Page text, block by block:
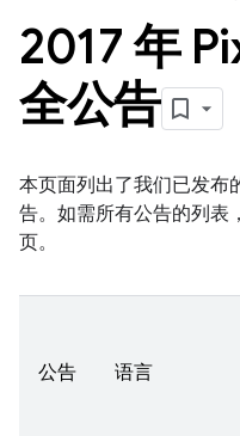
2017 年
全公告
本页面列出了我们已发布
告。如需所有公告的列表
页。
公告 语言